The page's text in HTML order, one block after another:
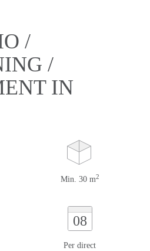
/
/
IN
Min. 30 m2
08
Per direct